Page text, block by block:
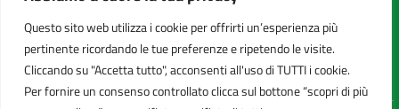
Questo sito web utilizza i cookie per offrirti un’esperienza più
pertinente ricordando le tue preferenze e ripetendo le visite.
Cliccando su "Accetta tutto", acconsenti all'uso di TUTTI i cookie.
Per fornire un consenso controllato clicca sul bottone “scopri di più
Codice Meccanografico: VAIC872007
Codice Fiscale: 80017000128
FAX: 0332224558